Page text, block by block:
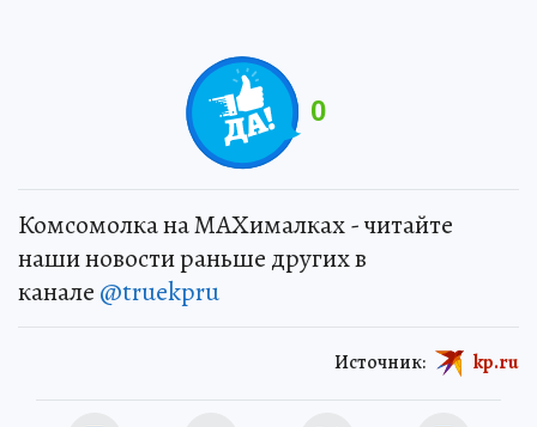
0
Комсомолка на MAXималках - читайте
наши новости раньше других в
канале @truekpru
Источник: kp.ru